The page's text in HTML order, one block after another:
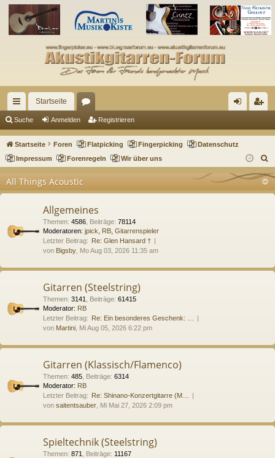
ch
ne
llz
riff
Startseite
en m
de
n
ist
rie
re
n
Suche Anmelden Registrieren
Startseite Foren Flatpicking Fingerpicking
Datenschutz
Impressum
Forenregeln Wir über uns
All Things Acoustic
Allgemeines
Themen: 4586 Beiträge: 78114
Moderatoren: jpick RB Gitarrenspieler
Letzter Beitrag: Re: Glen Hansard †
von Bigsby , Mo Aug 03, 2026 11:35 am
Gitarren (Steelstring)
Themen: 3141 Beiträge: 61415
Moderator: RB
Letzter Beitrag: Re: Ein besonderes Geschenk: …
von Martini , Mi Aug 05, 2026 6:22 pm
Gitarren (Klassisch/Flamenco)
Themen: 485 Beiträge: 6314
Moderator: RB
Letzter Beitrag: Re: Shinano-Konzertgitarre (M…
von saitentsauber , Mi Mai 27, 2026 2:09 pm
Spieltechnik (Steelstring)
Themen: 871 Beiträge: 11167